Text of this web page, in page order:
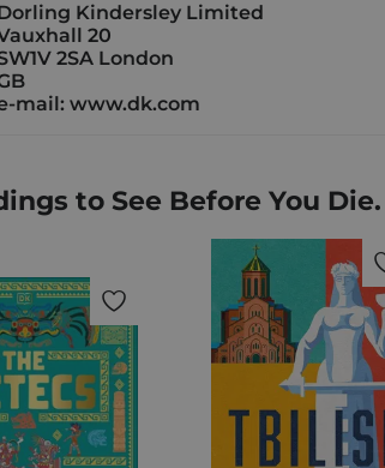
Kindersley Limited
20
2SA London
mail: www.dk.com
to See Before You